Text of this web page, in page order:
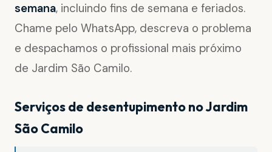
semana, incluindo fins de semana e feriados.
Chame pelo WhatsApp, descreva o problema
e despachamos o profissional mais próximo
de Jardim São Camilo.
Serviços de desentupimento no Jardim
São Camilo